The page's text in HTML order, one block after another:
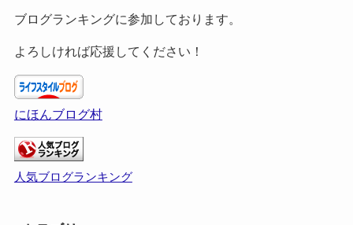
ブログランキングに参加しております。
よろしければ応援してください！
にほんブログ村
人気ブログランキング